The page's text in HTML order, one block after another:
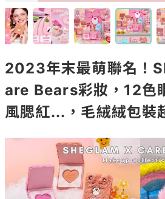
2023年末最萌聯名！
are Bears彩妝，12色
風腮紅...，毛絨絨包裝